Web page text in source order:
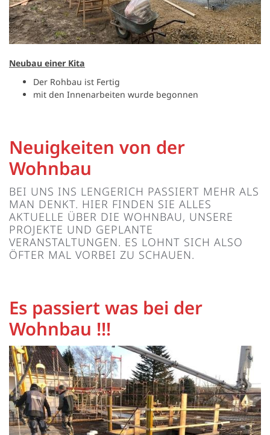
Neubau einer Kita
Der Rohbau ist Fertig
mit den Innenarbeiten wurde begonnen
Neuigkeiten von der
Wohnbau
BEI UNS INS LENGERICH PASSIERT MEHR ALS
MAN DENKT. HIER FINDEN SIE ALLES
AKTUELLE ÜBER DIE WOHNBAU, UNSERE
PROJEKTE UND GEPLANTE
VERANSTALTUNGEN. ES LOHNT SICH ALSO
ÖFTER MAL VORBEI ZU SCHAUEN.
Es passiert was bei der
Wohnbau !!!